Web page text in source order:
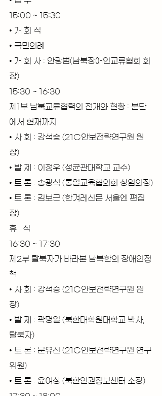
15:00 ~ 15:30
• 개 회 식
• 국민의례
• 개 회 사 : 안광범(남북장애인교류협회 회
장)
15:30 ~ 16:30
제1부 남북교류협력의 전개와 현황 : 분단
에서 현재까지
• 사 회 : 강석승 (21C안보전략연구원 원
장)
• 발 제 : 이정우 (성균관대학교 교수)
• 토 론 : 송광석 (통일교육협의회 상임의장)
• 토 론 : 김보근 (한겨레신문 서울엔 편집
장)
휴   식
16:30 ~ 17:30
제2부 탈북자가 바라본 남북한의 장애인정
책
• 사 회 : 강석승 (21C안보전략연구원 원
장)
• 발 제 : 곽명일 (북한대학원대학교 박사,
탈북자)
• 토 론 : 문유진 (21C안보전략연구원 연구
위원)
• 토 론 : 윤여상 (북한인권정보센터 소장)